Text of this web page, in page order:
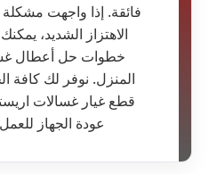
فائقة. إذا واجهت
الاهتزاز الشديد،
خطوات حل أعطال
المنزل. نوفر لك كافة
قطع غيار غسالات
عودة الجهاز